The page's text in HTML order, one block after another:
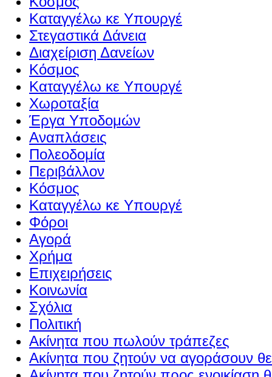
Καταγγέλω κε Υπουργέ
Στεγαστικά Δάνεια
Διαχείριση Δανείων
Κόσμος
Καταγγέλω κε Υπουργέ
Χωροταξία
Έργα Υποδομών
Αναπλάσεις
Πολεοδομία
Περιβάλλον
Κόσμος
Καταγγέλω κε Υπουργέ
Φόροι
Αγορά
Χρήμα
Επιχειρήσεις
Κοινωνία
Σχόλια
Πολιτική
Ακίνητα που πωλούν τράπεζες
Ακίνητα που ζητούν να αγοράσουν